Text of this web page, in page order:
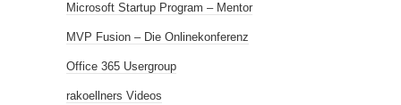
Microsoft Startup Program – Mentor
MVP Fusion – Die Onlinekonferenz
Office 365 Usergroup
rakoellners Videos